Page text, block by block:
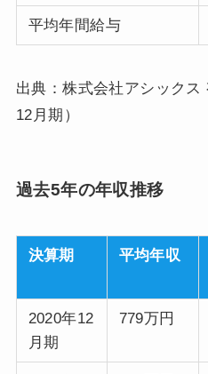
平均年間給与
出典：株式会社アシック
12月期）
過去5年の年収推移
決算期 平均年収
2020年12
月期
779万円